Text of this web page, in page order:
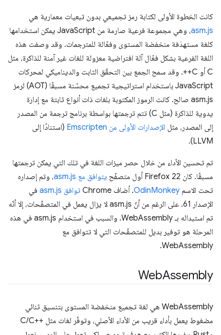
كانت الخطوة الأولى لكتابة رمز تجميعي بدون تبعيات معمارية هي
asm.js
، وهي مجموعة فرعية صارمة من JavaScript يمكن استخدامها
كلغة مستهدَفة منخفضة المستوى وفعّالة للمترجمات. وقد وصفت هذه
اللغة الفرعية بشكل فعّال آلة افتراضية معزولة للغات غير آمنة للذاكرة، مثل
C أو C++. وقد سمح الجمع بين التحقّق الثابت والديناميكي لمحركات
JavaScript باستخدام استراتيجية تجميع محسّنة مسبقًا (AOT) لرمز
asm.js صالح. كانت الرموز المكتوبة بلغات ذات أنواع ثابتة مع إدارة
يدوية للذاكرة (مثل C) تتم ترجمتها بواسطة برنامج ترجمة من المصدر
إلى المصدر، مثل الإصدارات الأولى من Emscripten
(استنادًا إلى
LLVM).
تم تحسين الأداء من خلال حصر ميزات اللغة في تلك التي يمكن ترجمتها
مسبقًا. كان Firefox 22 أول متصفّح
يتوافق مع asm.js
، وتم إصداره
تحت الاسم OdinMonkey. أضاف Chrome توافق asm.js
في
الإصدار 61. على الرغم من أنّ asm.js لا يزال يعمل في المتصفّحات، إلا أنّه
تم استبداله بـ WebAssembly. والسبب في استخدام asm.js في هذه
المرحلة هو توفير بديل للمتصفّحات التي لا تتوافق مع
WebAssembly.
WebAssembly
‫WebAssembly هي لغة تجميع منخفضة المستوى بتنسيق ثنائي
مضغوط يعمل بأداء قريب من الأداء الأصلي، وتوفّر لغات مثل C/C++‎